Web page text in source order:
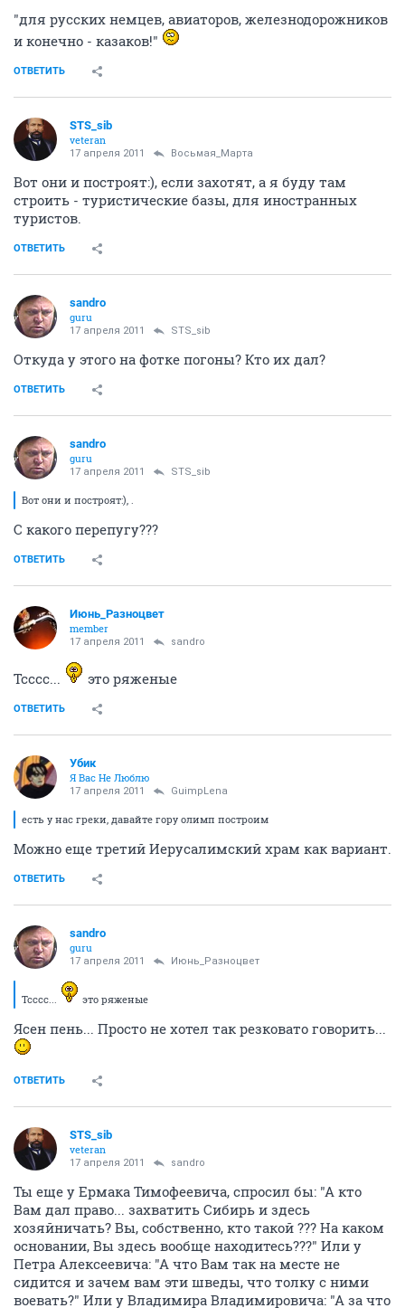
"для русских немцев, авиаторов, железнодорожников
и конечно - казаков!"
ОТВЕТИТЬ
STS_sib
veteran
17 апреля 2011 Восьмая_Марта
Вот они и построят:), если захотят, а я буду там
строить - туристические базы, для иностранных
туристов.
ОТВЕТИТЬ
sandro
guru
17 апреля 2011 STS_sib
Откуда у этого на фотке погоны? Кто их дал?
ОТВЕТИТЬ
sandro
guru
17 апреля 2011 STS_sib
Вот они и построят:), .
С какого перепугу???
ОТВЕТИТЬ
Июнь_Разноцвет
member
17 апреля 2011 sandro
Тсссс... это ряженые
ОТВЕТИТЬ
Убик
Я Вас Не Люблю
17 апреля 2011 GuimpLena
есть у нас греки, давайте гору олимп построим
Можно еще третий Иерусалимский храм как вариант.
ОТВЕТИТЬ
sandro
guru
17 апреля 2011 Июнь_Разноцвет
Тсссс... это ряженые
Ясен пень... Просто не хотел так резковато говорить...
ОТВЕТИТЬ
STS_sib
veteran
17 апреля 2011 sandro
Ты еще у Ермака Тимофеевича, спросил бы: "А кто
Вам дал право... захватить Сибирь и здесь
хозяйничать? Вы, собственно, кто такой ??? На каком
основании, Вы здесь вообще находитесь???" Или у
Петра Алексеевича: "А что Вам так на месте не
сидится и зачем вам эти шведы, что толку с ними
воевать?" Или у Владимира Владимировича: "А за что